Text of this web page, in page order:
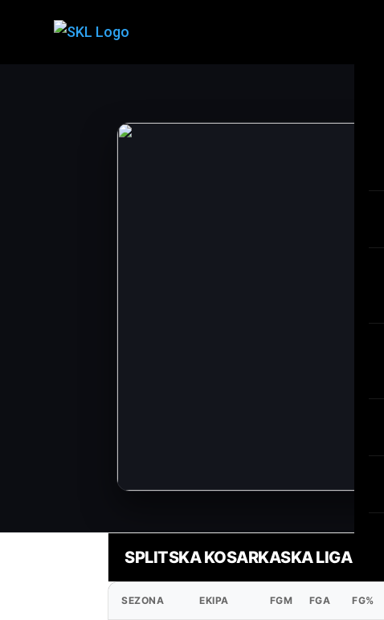
SPLITSKA KOSARKASKA LIGA
SEZONA EKIPA FGM FGA FG%